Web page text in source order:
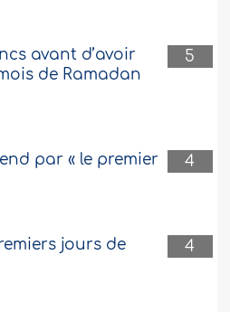
5
avant d’avoir
de Ramadan
4
par « le premier
4
jours de